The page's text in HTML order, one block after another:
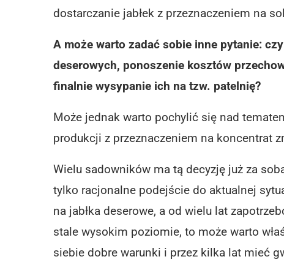
dostarczanie jabłek z przeznaczeniem na
A może warto zadać sobie inne pytanie:
deserowych, ponoszenie kosztów
finalnie wysypanie ich na tzw. patelnię?
Może jednak warto pochylić się nad
produkcji z przeznaczeniem na koncentrat
Wielu sadowników ma tą decyzję już za
tylko racjonalne podejście do aktualnej
na jabłka deserowe, a od wielu lat
stale wysokim poziomie, to może warto
siebie dobre warunki i przez kilka lat mieć